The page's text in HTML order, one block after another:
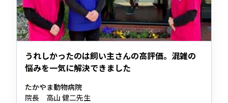
うれしかったのは飼い主さんの高評価。混雑の
悩みを一気に解決できました
たかやま動物病院
院長 高山 健二先生